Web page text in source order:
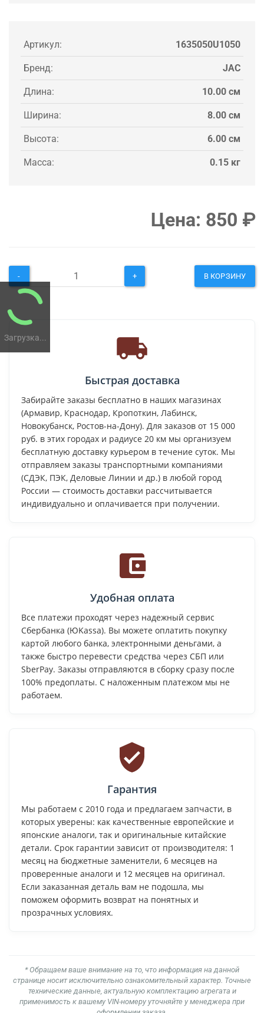
Загрузка...
Артикул: 1635050U1050
Бренд: JAC
Длина: 10.00 см
Ширина: 8.00 см
Высота: 6.00 см
Масса: 0.15 кг
Цена: 850 ₽
- + В КОРЗИНУ
Быстрая доставка
Забирайте заказы бесплатно в наших магазинах
(Армавир, Краснодар, Кропоткин, Лабинск,
Новокубанск, Ростов-на-Дону). Для заказов от 15 000
руб. в этих городах и радиусе 20 км мы организуем
бесплатную доставку курьером в течение суток. Мы
отправляем заказы транспортными компаниями
(СДЭК, ПЭК, Деловые Линии и др.) в любой город
России — стоимость доставки рассчитывается
индивидуально и оплачивается при получении.
Удобная оплата
Все платежи проходят через надежный сервис
Сбербанка (ЮKassa). Вы можете оплатить покупку
картой любого банка, электронными деньгами, а
также быстро перевести средства через СБП или
SberPay. Заказы отправляются в сборку сразу после
100% предоплаты. С наложенным платежом мы не
работаем.
Гарантия
Мы работаем с 2010 года и предлагаем запчасти, в
которых уверены: как качественные европейские и
японские аналоги, так и оригинальные китайские
детали. Срок гарантии зависит от производителя: 1
месяц на бюджетные заменители, 6 месяцев на
проверенные аналоги и 12 месяцев на оригинал.
Если заказанная деталь вам не подошла, мы
поможем оформить возврат на понятных и
прозрачных условиях.
* Обращаем ваше внимание на то, что информация на данной
странице носит исключительно ознакомительный характер. Точные
технические данные, актуальную комплектацию агрегата и
применимость к вашему VIN-номеру уточняйте у менеджера при